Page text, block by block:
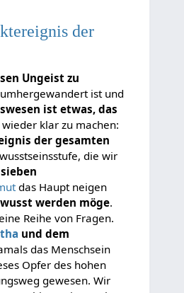
der
Ungeist zu
ist und
ist etwas, das
klar zu machen:
der gesamten
die wir
das Haupt neigen
werden möge.
Reihe von Fragen.
und dem
das Menschsein
Opfer des hohen
gewesen. Wir